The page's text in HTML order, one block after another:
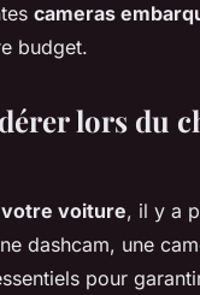
cameras
budget.
lors du
voiture, il y a
dashcam, une
pour